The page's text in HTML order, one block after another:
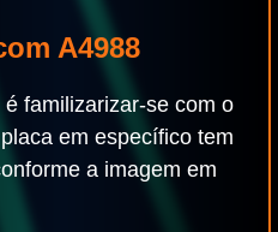
A4988
familizarizar-se com o
em específico tem
a imagem em